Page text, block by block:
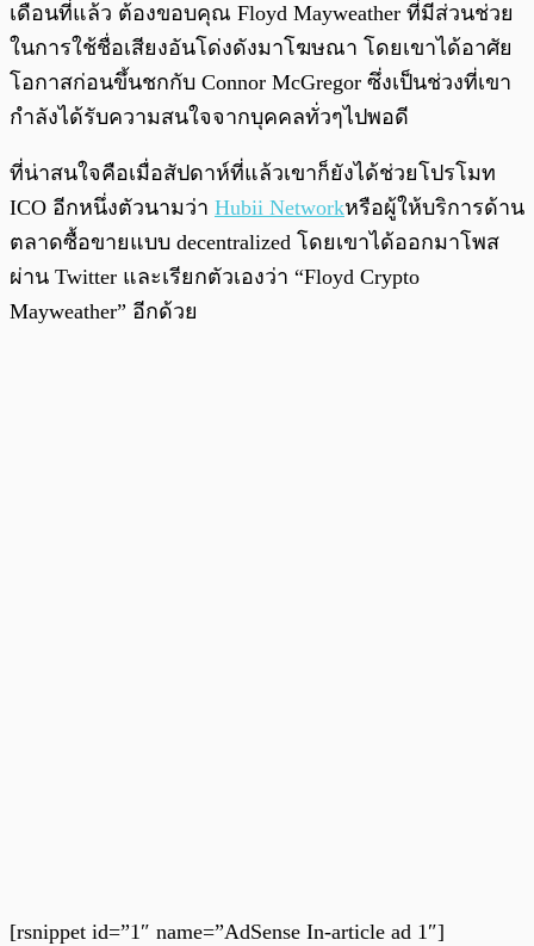
เดือนที่แล้ว ต้องขอบคุณ Floyd Mayweather ที่มีส่วนช่วย
ในการใช้ชื่อเสียงอันโด่งดังมาโฆษณา โดยเขาได้อาศัย
โอกาสก่อนขึ้นชกกับ Connor McGregor ซึ่งเป็นช่วงที่เขา
กำลังได้รับความสนใจจากบุคคลทั่วๆไปพอดี
ที่น่าสนใจคือเมื่อสัปดาห์ที่แล้วเขาก็ยังได้ช่วยโปรโมท
ICO อีกหนึ่งตัวนามว่า Hubii Networkหรือผู้ให้บริการด้าน
ตลาดซื้อขายแบบ decentralized โดยเขาได้ออกมาโพส
ผ่าน Twitter และเรียกตัวเองว่า “Floyd Crypto
Mayweather” อีกด้วย
[rsnippet id=”1″ name=”AdSense In-article ad 1″]